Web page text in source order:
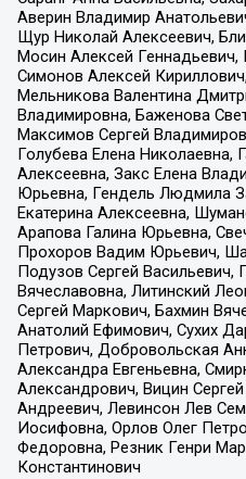
Аверин Владимир
Щур Николай Алексеевич,
Мосин Алексей Геннадьевич,
Симонов Алексей
Мельникова Валентина
Владимировна, Баженова
Максимов Сергей
Голубева Елена Николаевна,
Алексеевна, Закс Елена
Юрьевна, Гендель Людмила
Екатерина Алексеевна,
Арапова Галина Юрьевна,
Прохоров Вадим Юрьевич,
Подузов Сергей Васильевич,
Вячеславовна, Литинский
Сергей Маркович, Бахмин
Анатолий Ефимович, Сухих
Петрович, Добровольская
Александра Евгеньевна,
Александрович, Вицин
Андреевич, Левинсон Лев
Иосифовна, Орлов Олег
Федоровна, Резник Генри
Константинович